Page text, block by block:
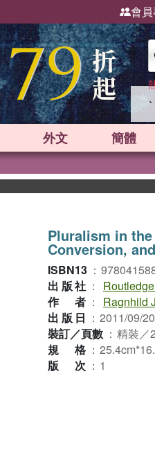
會
、
外文 簡體
Pluralism in
Conversion,
ISBN13 ：
出版社 ：
作者 ：
Ragnhild
出版日 ： 2011/09/20
裝訂／頁數 ： 精裝／
規格 ：
版次 ： 1